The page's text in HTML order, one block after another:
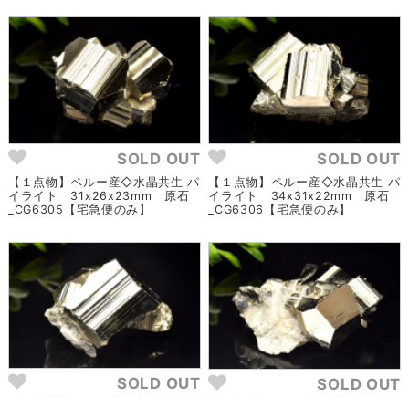
SOLD OUT
【１点物】ペルー産◇水晶共生 パ
イライト 31x26x23mm 原石
_CG6305【宅急便のみ】
SOLD OUT
【１点物】ペルー産◇水晶共生 パ
イライト 34x31x22mm 原石
_CG6306【宅急便のみ】
SOLD OUT SOLD OUT